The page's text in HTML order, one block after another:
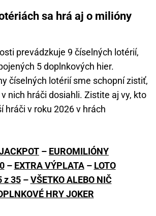
sa hrá aj o milióny
prevádzkuje 9 číselných lotérií,
5 doplnkových hier.
číselných lotérií sme schopní zistiť,
nich hráči dosiahli. Zistite aj vy, kto
hráči v roku 2026 v hrách
– EUROMILIÓNY
– EXTRA VÝPLATA– LOTO
z 35–VŠETKO ALEBO NIČ
HRY JOKER